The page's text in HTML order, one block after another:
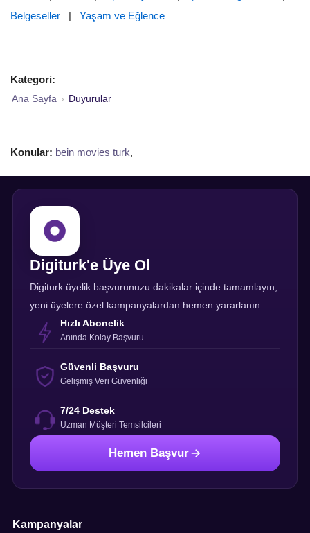
Belgeseller | Yaşam ve Eğlence
Kategori:
Ana Sayfa › Duyurular
Konular: bein movies turk,
Digiturk'e Üye Ol
Digiturk üyelik başvurunuzu dakikalar içinde tamamlayın,
yeni üyelere özel kampanyalardan hemen yararlanın.
Hızlı Abonelik
Anında Kolay Başvuru
Güvenli Başvuru
Gelişmiş Veri Güvenliği
7/24 Destek
Uzman Müşteri Temsilcileri
Hemen Başvur
Kampanyalar